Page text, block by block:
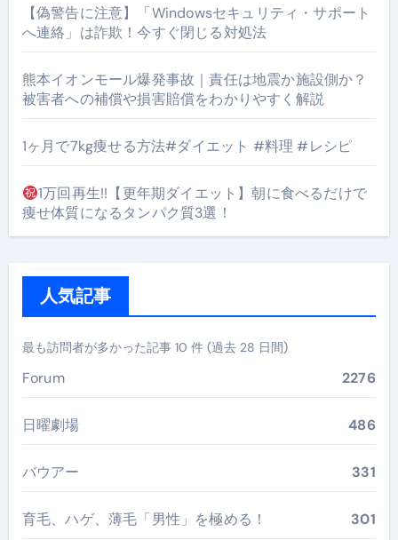
【偽警告に注意】「Windowsセキュリティ・サポート
へ連絡」は詐欺！今すぐ閉じる対処法
熊本イオンモール爆発事故｜責任は地震か施設側か？
被害者への補償や損害賠償をわかりやすく解説
1ヶ月で7kg痩せる方法#ダイエット #料理 #レシピ
1万回再生!!【更年期ダイエット】朝に食べるだけで
痩せ体質になるタンパク質3選！
人気記事
最も訪問者が多かった記事 10 件 (過去 28 日間)
Forum 2276
日曜劇場 486
バウアー 331
育毛、ハゲ、薄毛「男性」を極める！ 301